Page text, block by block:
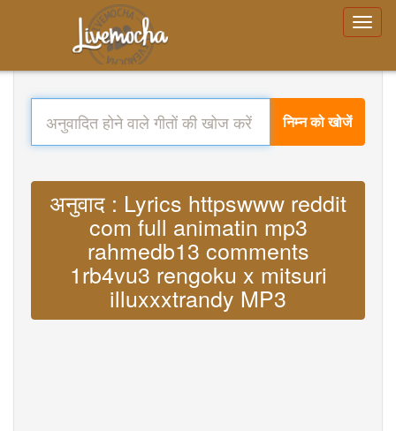
निम्न को खोजें
अनुवाद : Lyrics httpswww reddit
com full animatin mp3
rahmedb13 comments
1rb4vu3 rengoku x mitsuri
illuxxxtrandy MP3